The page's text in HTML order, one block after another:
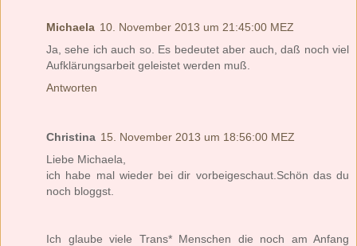
Michaela 10. November 2013 um 21:45:00 MEZ
Ja, sehe ich auch so. Es bedeutet aber auch, daß noch viel
Aufklärungsarbeit geleistet werden muß.
Antworten
Christina 15. November 2013 um 18:56:00 MEZ
Liebe Michaela,
ich habe mal wieder bei dir vorbeigeschaut.Schön das du
noch bloggst.
Ich glaube viele Trans* Menschen die noch am Anfang